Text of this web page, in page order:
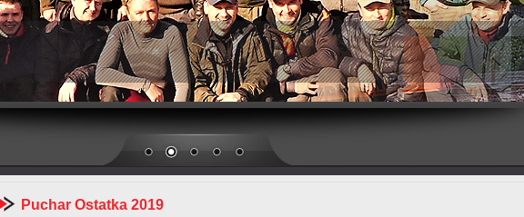
Puchar Ostatka 2019